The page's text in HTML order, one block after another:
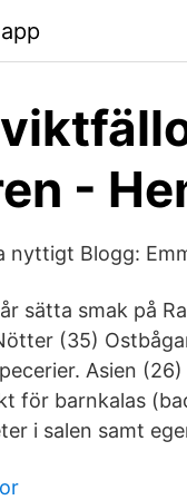
-
nyttigt Blogg:
sätta smak på
(35)
Asien
för barnkalas
i salen samt